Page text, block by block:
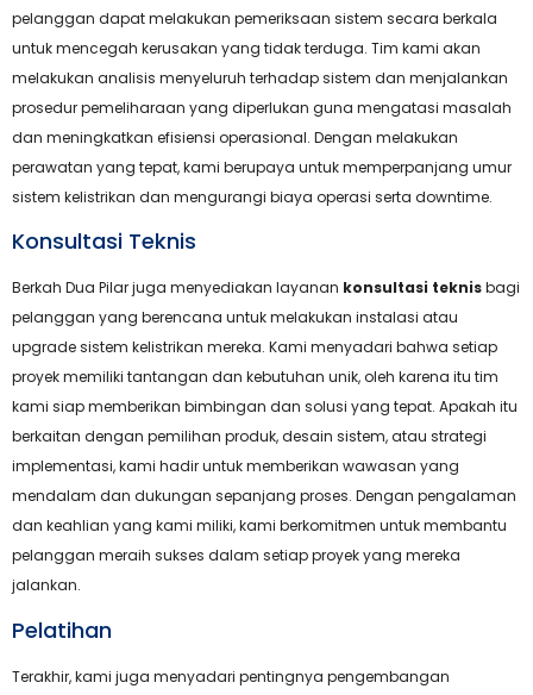
pelanggan dapat melakukan pemeriksaan sistem secara berkala
untuk mencegah kerusakan yang tidak terduga. Tim kami akan
melakukan analisis menyeluruh terhadap sistem dan menjalankan
prosedur pemeliharaan yang diperlukan guna mengatasi masalah
dan meningkatkan efisiensi operasional. Dengan melakukan
perawatan yang tepat, kami berupaya untuk memperpanjang umur
sistem kelistrikan dan mengurangi biaya operasi serta downtime.
Konsultasi Teknis
Berkah Dua Pilar juga menyediakan layanan konsultasi teknisbagi
pelanggan yang berencana untuk melakukan instalasi atau
upgrade sistem kelistrikan mereka. Kami menyadari bahwa setiap
proyek memiliki tantangan dan kebutuhan unik, oleh karena itu tim
kami siap memberikan bimbingan dan solusi yang tepat. Apakah itu
berkaitan dengan pemilihan produk, desain sistem, atau strategi
implementasi, kami hadir untuk memberikan wawasan yang
mendalam dan dukungan sepanjang proses. Dengan pengalaman
dan keahlian yang kami miliki, kami berkomitmen untuk membantu
pelanggan meraih sukses dalam setiap proyek yang mereka
jalankan.
Pelatihan
Terakhir, kami juga menyadari pentingnya pengembangan